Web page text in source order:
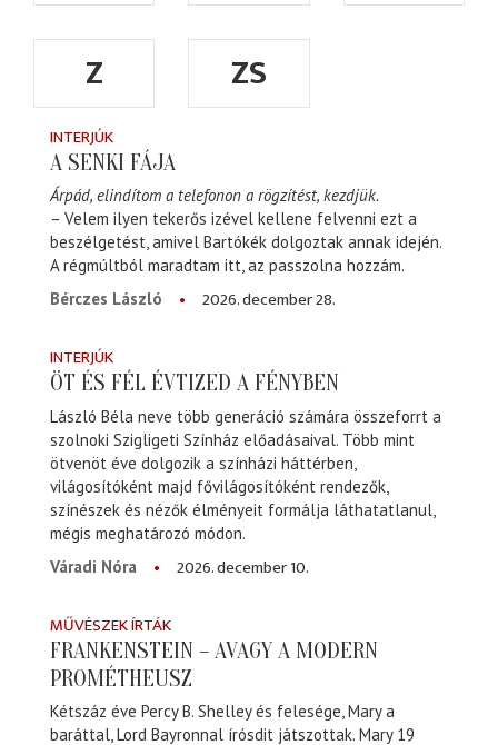
Z
ZS
INTERJÚK
A SENKI FÁJA
Árpád, elindítom a telefonon a rögzítést, kezdjük.
– Velem ilyen tekerős izével kellene felvenni ezt a
beszélgetést, amivel Bartókék dolgoztak annak idején.
A régmúltból maradtam itt, az passzolna hozzám.
Bérczes László
2026. december 28.
INTERJÚK
ÖT ÉS FÉL ÉVTIZED A FÉNYBEN
László Béla neve több generáció számára összeforrt a
szolnoki Szigligeti Színház előadásaival. Több mint
ötvenöt éve dolgozik a színházi háttérben,
világosítóként majd fővilágosítóként rendezők,
színészek és nézők élményeit formálja láthatatlanul,
mégis meghatározó módon.
Váradi Nóra
2026. december 10.
MŰVÉSZEK ÍRTÁK
FRANKENSTEIN – AVAGY A MODERN
PROMÉTHEUSZ
Kétszáz éve Percy B. Shelley és felesége, Mary a
baráttal, Lord Bayronnal írósdit játszottak. Mary 19